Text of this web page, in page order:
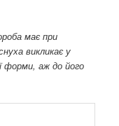
має при
викликає у
форми, аж до його